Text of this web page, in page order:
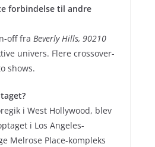
forbindelse til andre
off fra Beverly Hills, 90210
univers. Flere crossover-
shows.
i West Hollywood, blev
i Los Angeles-
Melrose Place-kompleks